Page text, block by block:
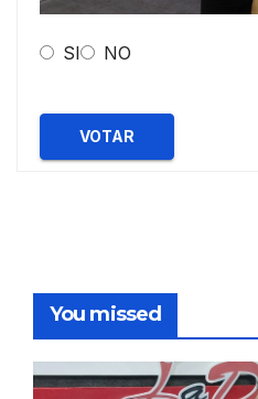
SI NO
VOTAR
You missed